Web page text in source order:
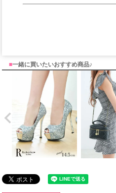
■一緒に買いたいおすすめ商品♪